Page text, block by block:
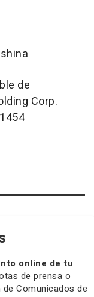
de
Corp.
online de tu
de prensa o
Comunicados de